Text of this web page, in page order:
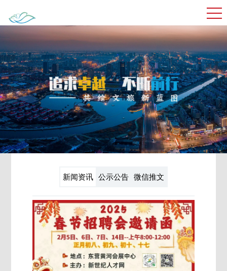
新闻资讯 公示公告 微信推文